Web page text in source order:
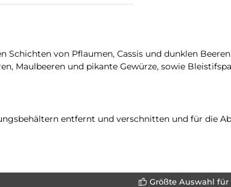
von Pflaumen, Cassis und dunklen
Maulbeeren und pikante Gewürze, sowie
entfernt und verschnitten und für die
Größte Auswahl